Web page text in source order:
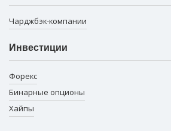
Чарджбэк-компании
Инвестиции
Форекс
Бинарные опционы
Хайпы